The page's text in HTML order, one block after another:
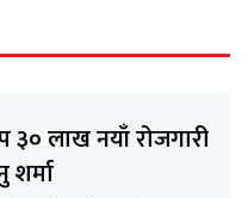
३० लाख नयाँ रोजगारी
शर्मा